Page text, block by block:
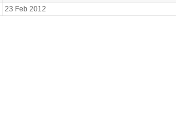
23 Feb 2012